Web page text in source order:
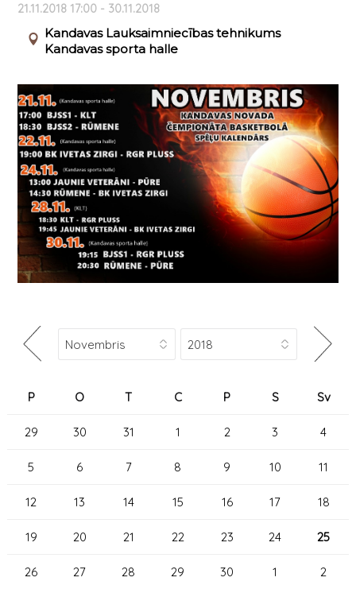
21.11.2018 17:00 - 30.11.2018
Kandavas Lauksaimniecības tehnikums
Kandavas sporta halle
P O T C P S Sv
29 30 31 1 2 3 4
5 6 7 8 9 10 11
12 13 14 15 16 17 18
19 20 21 22 23 24 25
26 27 28 29 30 1 2